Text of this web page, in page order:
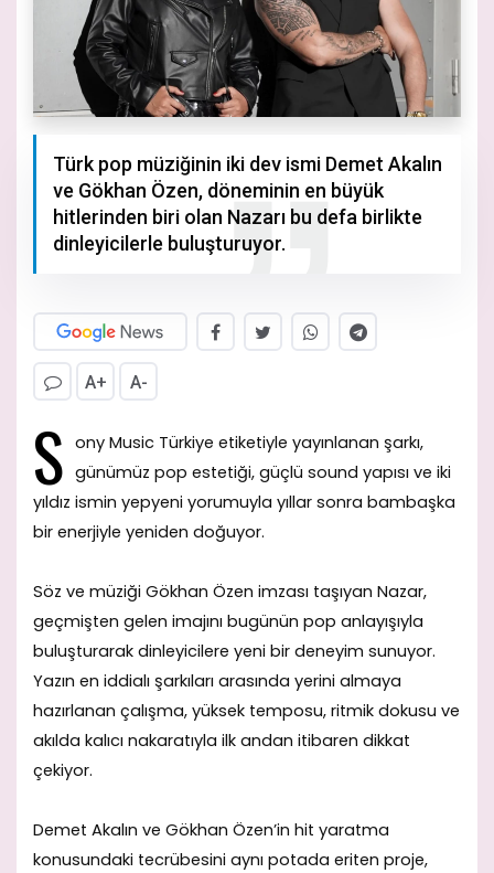
Türk pop müziğinin iki dev ismi Demet Akalın
ve Gökhan Özen, döneminin en büyük
hitlerinden biri olan Nazarı bu defa birlikte
dinleyicilerle buluşturuyor.
A+ A-
S ony Music Türkiye etiketiyle yayınlanan şarkı,
günümüz pop estetiği, güçlü sound yapısı ve iki
yıldız ismin yepyeni yorumuyla yıllar sonra bambaşka
bir enerjiyle yeniden doğuyor.
Söz ve müziği Gökhan Özen imzası taşıyan Nazar,
geçmişten gelen imajını bugünün pop anlayışıyla
buluşturarak dinleyicilere yeni bir deneyim sunuyor.
Yazın en iddialı şarkıları arasında yerini almaya
hazırlanan çalışma, yüksek temposu, ritmik dokusu ve
akılda kalıcı nakaratıyla ilk andan itibaren dikkat
çekiyor.
Demet Akalın ve Gökhan Özen’in hit yaratma
konusundaki tecrübesini aynı potada eriten proje,